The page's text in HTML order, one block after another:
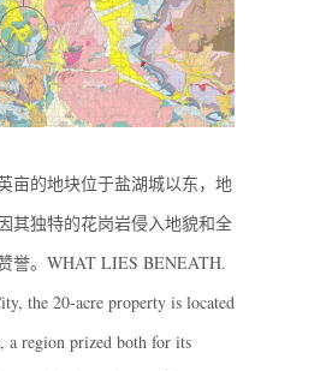
亩的地块位于盐湖城以东，地
其独特的花岗岩侵入地貌和全
誉。WHAT LIES BENEATH.
the 20-acre property is located
a region prized both for its